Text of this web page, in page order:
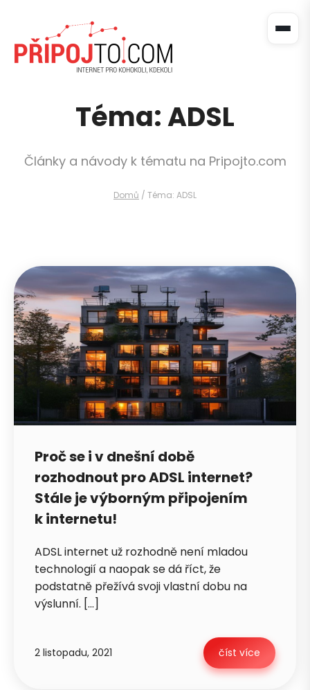
Téma: ADSL
Články a návody k tématu na Pripojto.com
Domů / Téma: ADSL
Proč se i v dnešní době
rozhodnout pro ADSL internet?
Stále je výborným připojením
k internetu!
ADSL internet už rozhodně není mladou
technologií a naopak se dá říct, že
podstatně přežívá svoji vlastní dobu na
výslunní. […]
2 listopadu, 2021 číst více